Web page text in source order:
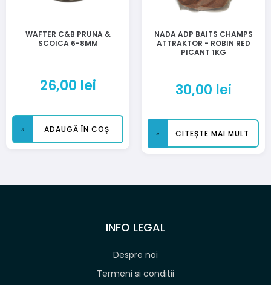
WAFTER C&B PRUNA &
SCOICA 6-8MM
26,00 lei
ADAUGĂ ÎN COȘ
NADA ADP BAITS CHAMPS
ATTRAKTOR - ROBIN RED
PICANT 1KG
30,00 lei
CITEȘTE MAI MULT
INFO LEGAL
Despre noi
Termeni si conditii